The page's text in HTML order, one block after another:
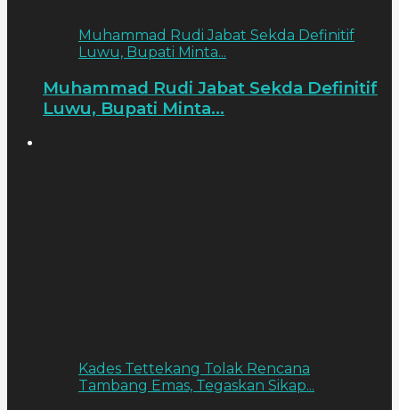
Muhammad Rudi Jabat Sekda Definitif
Luwu, Bupati Minta...
Muhammad Rudi Jabat Sekda Definitif
Luwu, Bupati Minta...
Kades Tettekang Tolak Rencana
Tambang Emas, Tegaskan Sikap...